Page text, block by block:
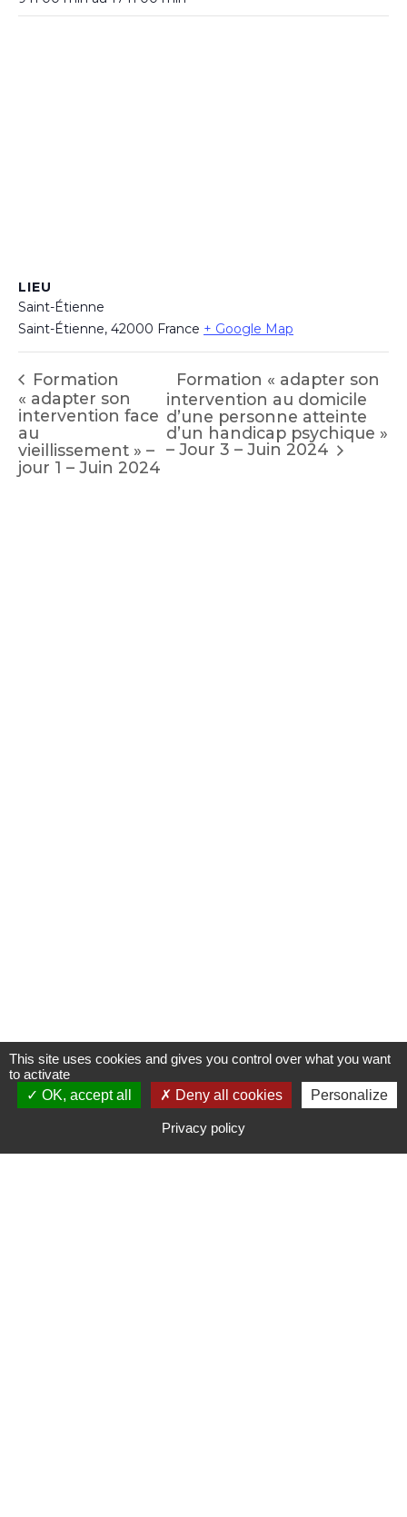
LIEU
Saint-Étienne
Saint-Étienne, 42000 France + Google Map
Formation
« adapter son
intervention face
au
vieillissement » –
jour 1 – Juin 2024
Formation « adapter son
intervention au domicile
d’une personne atteinte
d’un handicap psychique »
– Jour 3 – Juin 2024
S'INSCRIRE À UNE FORMATION
This site uses cookies and gives you control over what you want
to activate
OK, accept all
Deny all cookies Personalize
Privacy policy